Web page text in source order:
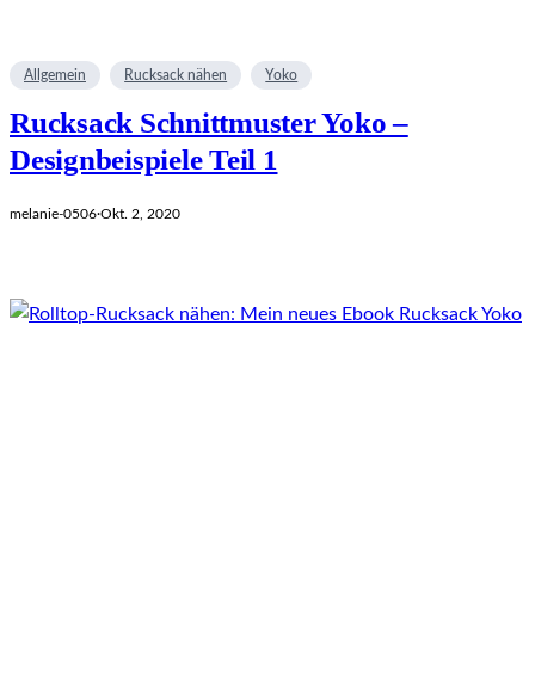
Allgemein Rucksack nähen Yoko
Rucksack Schnittmuster Yoko –
Designbeispiele Teil 1
melanie-0506·Okt. 2, 2020